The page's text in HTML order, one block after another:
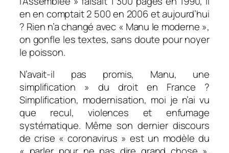
en en comptait 2 500 en 2006 et aujourd’hui
? Rien n’a changé avec « Manu le moderne »,
on gonfle les textes, sans doute pour noyer
le poisson.
N’avait-il pas promis, Manu, une
simplification » du droit en France ?
Simplification, modernisation, moi je n’ai vu
que recul, violences et enfumage
systématique. Même son dernier discours
de crise « coronavirus » est un modèle du